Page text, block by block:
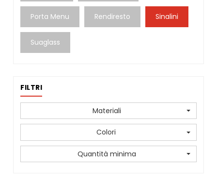
Porta Menu Rendiresto Sinalini
Suaglass
FILTRI
Materiali
Colori
Quantità minima